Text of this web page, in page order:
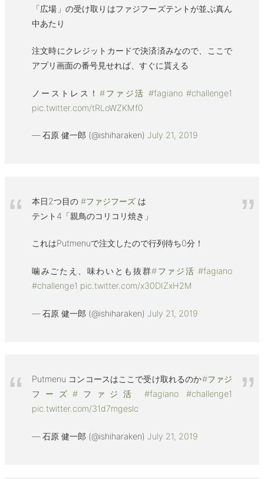
「広場」の受け取りはファジフーズテントが並ぶ真ん
中あたり
注文時にクレジットカードで決済済みなので、ここで
アプリ画面の番号見せれば、すぐに貰える
ノーストレス！ #ファジ活 #fagiano #challenge1
pic.twitter.com/tRLoWZKMf0
— 石原 健一郎 (@ishiharaken)July 21, 2019
本日2つ目の#ファジフーズ は
テント4「親鳥のコリコリ焼き」
これはPutmenuで注文したので行列待ち0分！
噛みごたえ、味わいとも抜群#ファジ活 #fagiano
#challenge1 pic.twitter.com/x30DIZxH2M
— 石原 健一郎 (@ishiharaken)July 21, 2019
Putmenu コンコースはここで受け取れるのか#ファジ
フーズ #ファジ活 #fagiano
#challenge1
pic.twitter.com/31d7mgeslc
— 石原 健一郎 (@ishiharaken)July 21, 2019